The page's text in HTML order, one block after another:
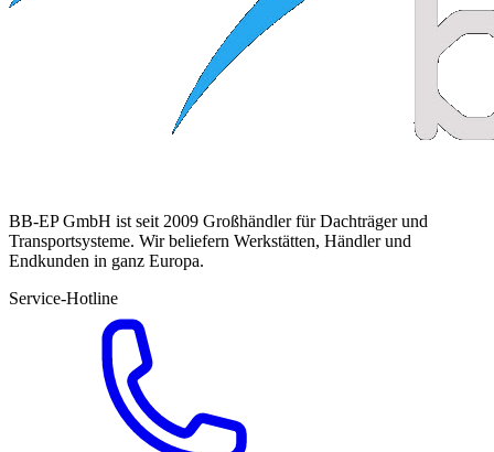
BB-EP GmbH ist seit 2009 Großhändler für Dachträger und
Transportsysteme. Wir beliefern Werkstätten, Händler und
Endkunden in ganz Europa.
Service-Hotline